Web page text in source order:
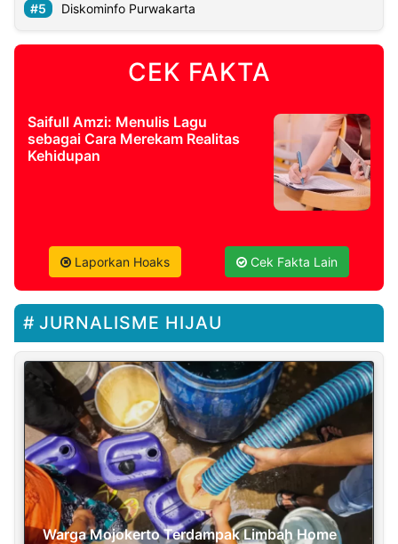
Diskominfo Purwakarta
CEK FAKTA
Saifull Amzi: Menulis Lagu
sebagai Cara Merekam Realitas
Kehidupan
Laporkan Hoaks Cek Fakta Lain
JURNALISME HIJAU
Warga Mojokerto Terdampak Limbah Home